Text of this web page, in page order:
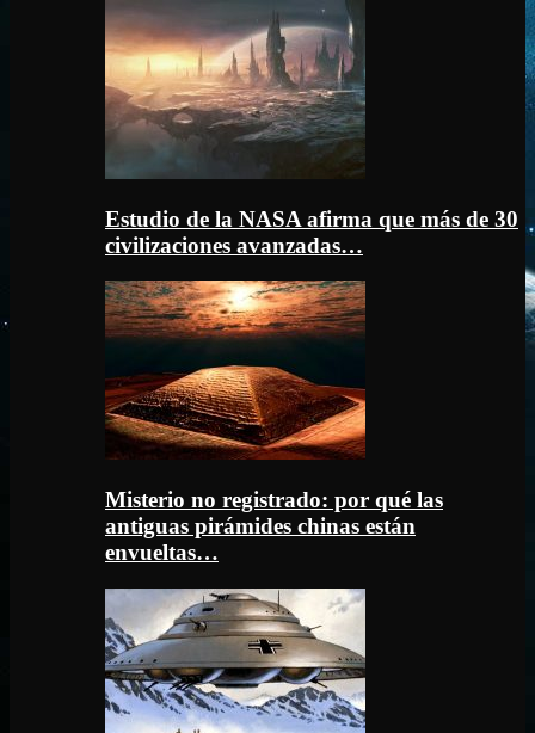
Estudio de la NASA afirma que más de 30
civilizaciones avanzadas…
Misterio no registrado: por qué las
antiguas pirámides chinas están
envueltas…